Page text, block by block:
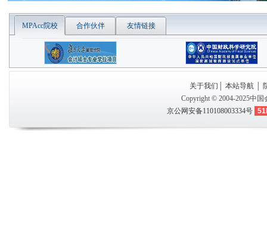
MPAcc院校 合作伙伴 友情链接
关于我们 本站导航│
Copyright © 2004-2025中国
京公网安备110108003334号